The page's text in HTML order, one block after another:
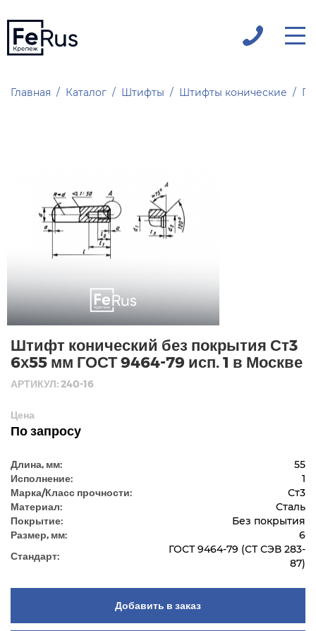
Главная Каталог Штифты Штифты конические
Штифт конический без покрытия Ст3
6х55 мм ГОСТ 9464-79 исп. 1 в Москве
АРТИКУЛ: 240-16
Цена
По запросу
Длина, мм: 55
Исполнение: 1
Марка/Класс прочности: Ст3
Материал: Сталь
Покрытие: Без покрытия
Размер, мм: 6
Стандарт:
ГОСТ 9464-79 (СТ СЭВ 283-
87)
Добавить в заказ